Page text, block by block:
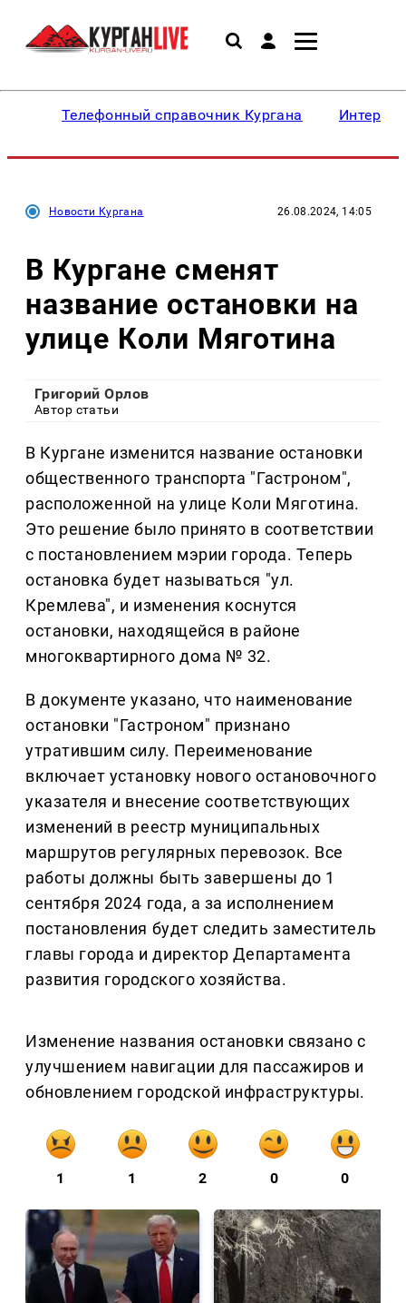
Телефонный справочник Кургана
Новости Кургана 26.08.2024, 14:05
В Кургане сменят
название остановки на
улице Коли Мяготина
Григорий Орлов
Автор статьи
В Кургане изменится название остановки
общественного транспорта "Гастроном",
расположенной на улице Коли Мяготина.
Это решение было принято в соответствии
с постановлением мэрии города. Теперь
остановка будет называться "ул.
Кремлева", и изменения коснутся
остановки, находящейся в районе
многоквартирного дома № 32.
В документе указано, что наименование
остановки "Гастроном" признано
утратившим силу. Переименование
включает установку нового остановочного
указателя и внесение соответствующих
изменений в реестр муниципальных
маршрутов регулярных перевозок. Все
работы должны быть завершены до 1
сентября 2024 года, а за исполнением
постановления будет следить заместитель
главы города и директор Департамента
развития городского хозяйства.
Изменение названия остановки связано с
улучшением навигации для пассажиров и
обновлением городской инфраструктуры.
1 1 2 0 0